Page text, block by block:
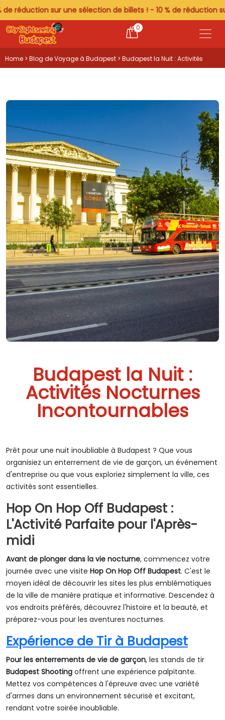
sur une sélection de billets ! - 10 % de réduction sur
0
Home > Blog de Voyage à Budapest > Budapest la Nuit : Activités
Nocturnes Incontournables
Budapest la Nuit :
Activités Nocturnes
Incontournables
Prêt pour une nuit inoubliable à Budapest ? Que vous
organisiez un enterrement de vie de garçon, un événement
d'entreprise ou que vous exploriez simplement la ville, ces
activités sont essentielles.
Hop On Hop Off Budapest :
L'Activité Parfaite pour l'Après-
midi
Avant de plonger dans la vie nocturne, commencez votre
journée avec une visite Hop On Hop Off Budapest. C'est le
moyen idéal de découvrir les sites les plus emblématiques
de la ville de manière pratique et informative. Descendez à
vos endroits préférés, découvrez l'histoire et la beauté, et
préparez-vous pour les aventures nocturnes.
Expérience de Tir à Budapest
Pour les enterrements de vie de garçon, les stands de tir
Budapest Shooting offrent une expérience palpitante.
Mettez vos compétences à l'épreuve avec une variété
d'armes dans un environnement sécurisé et excitant,
rendant votre soirée inoubliable.